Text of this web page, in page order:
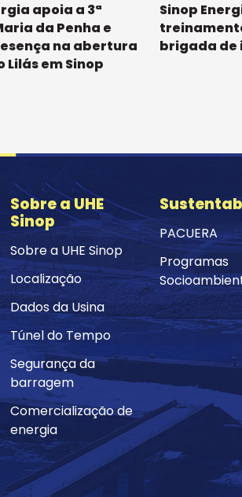
apoia a 3ª
da Penha e
na abertura
Lilás em Sinop
Sinop
brigada de
Sobre a UHE
Sinop
Sobre a UHE Sinop
Localização
Dados da Usina
Túnel do Tempo
Segurança da
barragem
Comercialização de
energia
PACUERA
Programas